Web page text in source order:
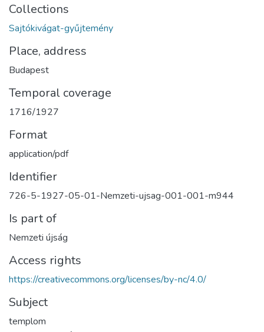
Collections
Sajtókivágat-gyűjtemény
Place, address
Budapest
Temporal coverage
1716/1927
Format
application/pdf
Identifier
726-5-1927-05-01-Nemzeti-ujsag-001-001-m944
Is part of
Nemzeti újság
Access rights
https://creativecommons.org/licenses/by-nc/4.0/
Subject
templom